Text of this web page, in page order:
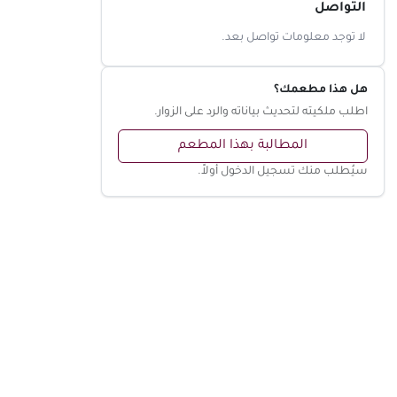
التواصل
لا توجد معلومات تواصل بعد.
هل هذا مطعمك؟
اطلب ملكيته لتحديث بياناته والرد على الزوار.
المطالبة بهذا المطعم
سيُطلب منك تسجيل الدخول أولاً.